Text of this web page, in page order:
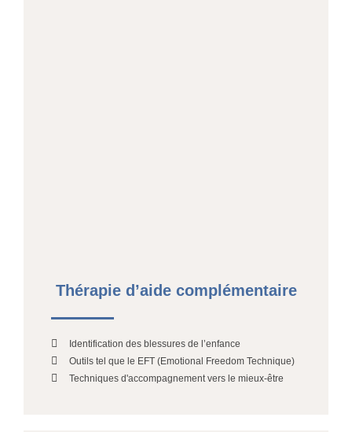
Thérapie d’aide complémentaire
Identification des blessures de l’enfance
Outils tel que le EFT (Emotional Freedom Technique)
Techniques d'accompagnement vers le mieux-être